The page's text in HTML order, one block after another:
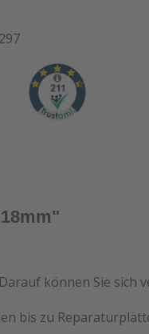
können Sie sich
bis zu